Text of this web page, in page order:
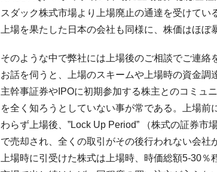
スダック株式市場より上場廃止の通達を受けて
上場を果たした日本の会社も同様に、株価はほぼ
そのような中で弊社には上場後のご相談でご連絡
お話を伺うと、上場のスキームや上場時の資金
主幹事証券やIPOに初期参加する株主とのコミュ
を全く知ろうとしていない事が常である。上場
わらず上場後、”Lock Up Period” （株式の証券
で売却され、全くの取引がその後行われない会社
上場時に引受けた株式は上場時、時価総額5-30